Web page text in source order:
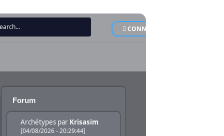
CONNEXION
Forum
Archétypespar Krisasim
[04/08/2026 - 20:29:44]